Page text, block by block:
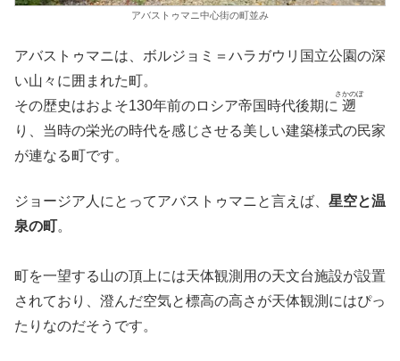
アバストゥマニ中心街の町並み
アバストゥマニは、ボルジョミ＝ハラガウリ国立公園の深
い山々に囲まれた町。
その歴史はおよそ130年前のロシア帝国時代後期に 遡
さかのぼ
り、当時の栄光の時代を感じさせる美しい建築様式の民家
が連なる町です。
ジョージア人にとってアバストゥマニと言えば、 星空と温
泉の町。
町を一望する山の頂上には天体観測用の天文台施設が設置
されており、澄んだ空気と標高の高さが天体観測にはぴっ
たりなのだそうです。